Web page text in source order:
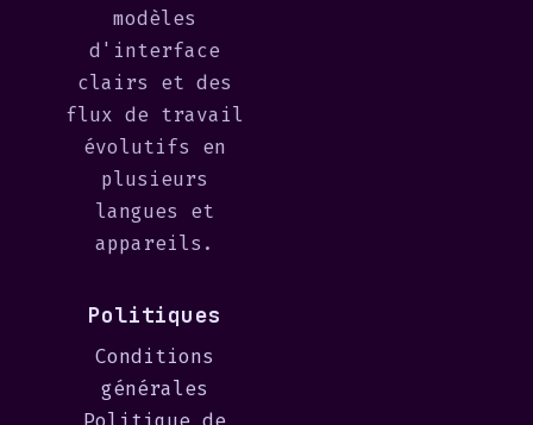
modèles
d'interface
clairs et des
flux de travail
évolutifs en
plusieurs
langues et
appareils.
Politiques
Conditions
générales